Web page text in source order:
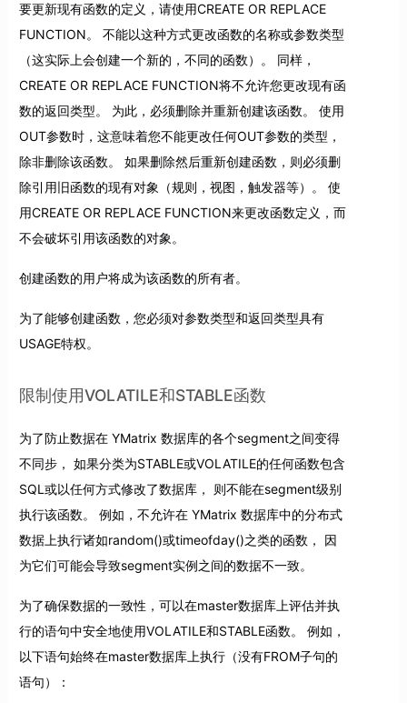
要更新现有函数的定义，请使用CREATE OR REPLACE
FUNCTION。 不能以这种方式更改函数的名称或参数类型
（这实际上会创建一个新的，不同的函数）。 同样，
CREATE OR REPLACE FUNCTION将不允许您更改现有函
数的返回类型。 为此，必须删除并重新创建该函数。 使用
OUT参数时，这意味着您不能更改任何OUT参数的类型，
除非删除该函数。 如果删除然后重新创建函数，则必须删
除引用旧函数的现有对象（规则，视图，触发器等）。 使
用CREATE OR REPLACE FUNCTION来更改函数定义，而
不会破坏引用该函数的对象。
创建函数的用户将成为该函数的所有者。
为了能够创建函数，您必须对参数类型和返回类型具有
USAGE特权。
限制使用VOLATILE和STABLE函数
为了防止数据在 YMatrix 数据库的各个segment之间变得
不同步， 如果分类为STABLE或VOLATILE的任何函数包含
SQL或以任何方式修改了数据库， 则不能在segment级别
执行该函数。 例如，不允许在 YMatrix 数据库中的分布式
数据上执行诸如random()或timeofday()之类的函数， 因
为它们可能会导致segment实例之间的数据不一致。
为了确保数据的一致性，可以在master数据库上评估并执
行的语句中安全地使用VOLATILE和STABLE函数。 例如，
以下语句始终在master数据库上执行（没有FROM子句的
语句）：